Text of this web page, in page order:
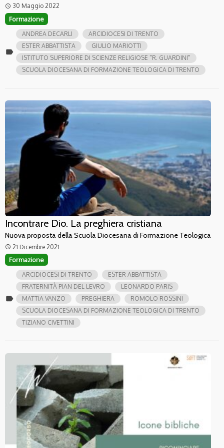
access_time 30 Maggio 2022
Formazione
label
ANDREA DECARLI
ARCIDIOCESI DI TRENTO
ESTER ABBATTISTA
GIULIO MARIOTTI
ISTITUTO SUPERIORE DI SCIENZE RELIGIOSE "R. GUARDINI"
SCUOLA DIOCESANA DI FORMAZIONE TEOLOGICA DI TRENTO
Incontrare Dio. La preghiera cristiana
Nuova proposta della Scuola Diocesana di Formazione Teologica
access_time 21 Dicembre 2021
Formazione
label
ARCIDIOCESI DI TRENTO
ESTER ABBATTISTA
FRATERNITÀ PIAN DEL LEVRO
LEONARDO PARIS
MATTIA VANZO
PREGHIERA
ROMOLO ROSSINI
SCUOLA DIOCESANA DI FORMAZIONE TEOLOGICA DI TRENTO
TIZIANO CIVETTINI